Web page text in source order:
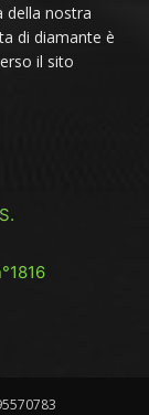
della nostra
di diamante è
il sito